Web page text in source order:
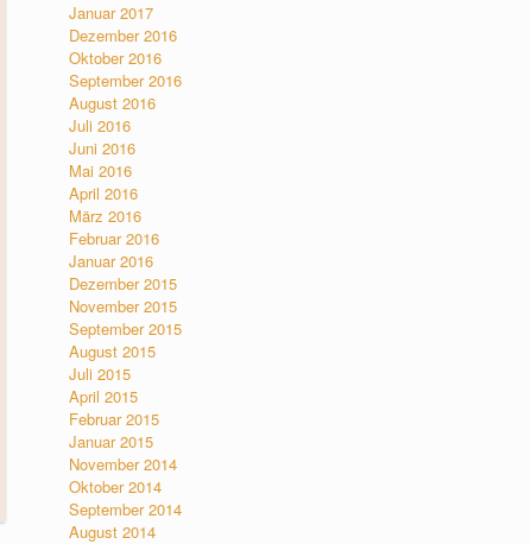
Januar 2017
Dezember 2016
Oktober 2016
September 2016
August 2016
Juli 2016
Juni 2016
Mai 2016
April 2016
März 2016
Februar 2016
Januar 2016
Dezember 2015
November 2015
September 2015
August 2015
Juli 2015
April 2015
Februar 2015
Januar 2015
November 2014
Oktober 2014
September 2014
August 2014